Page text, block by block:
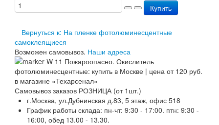
Статьи
Сертификаты
Вопрос-Ответ
Контакты
Купить
Вернуться к: На пленке фотолюминесцентные
самоклеящиеся
Возможен самовывоз. Наши адреса
Самовывоз заказов РОЗНИЦА (от 1шт.)
г.Москва, ул.Дубнинская д.83, 5 этаж, офис 518
График работы склада: пн-чт: 9:30 - 17:00. птн: 9:30 -
16:00, обед 13.00 - 13.30.